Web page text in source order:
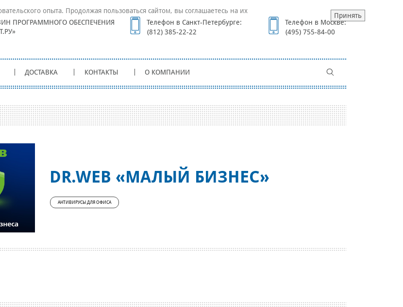
ПРОГРАММНОГО ОБЕСПЕЧЕНИЯ
Телефон в Санкт-Петербурге:
(812) 385-22-22
Телефон в Москве:
(495) 755-84-00
ДОСТАВКА КОНТАКТЫ О КОМПАНИИ
DR.WEB «МАЛЫЙ БИЗНЕС»
АНТИВИРУСЫ ДЛЯ ОФИСА
опыта. Продолжая пользоваться сайтом, вы соглашаетесь на их
Принять